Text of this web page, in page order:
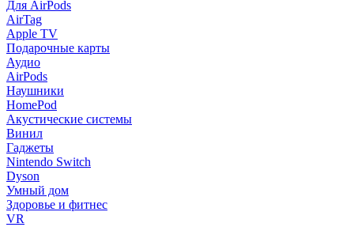
Для AirPods
AirTag
Apple TV
Подарочные карты
Аудио
AirPods
Наушники
HomePod
Акустические системы
Винил
Гаджеты
Nintendo Switch
Dyson
Умный дом
Здоровье и фитнес
VR